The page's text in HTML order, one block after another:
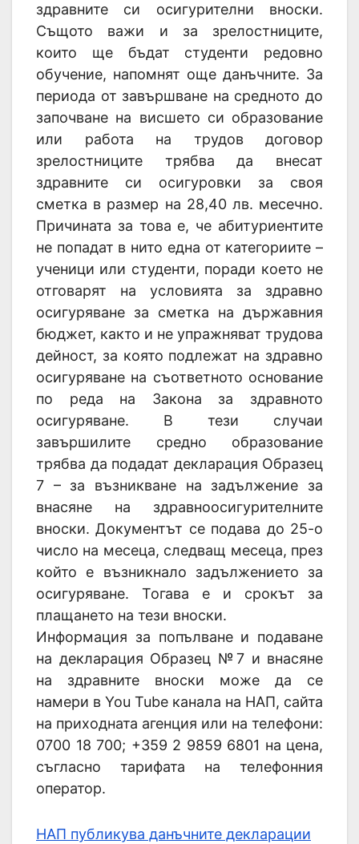
здравните си осигурителни вноски.
Същото важи и за зрелостниците,
които ще бъдат студенти редовно
обучение, напомнят още данъчните. За
периода от завършване на средното до
започване на висшето си образование
или работа на трудов договор
зрелостниците трябва да внесат
здравните си осигуровки за своя
сметка в размер на 28,40 лв. месечно.
Причината за това е, че абитуриентите
не попадат в нито една от категориите –
ученици или студенти, поради което не
отговарят на условията за здравно
осигуряване за сметка на държавния
бюджет, както и не упражняват трудова
дейност, за която подлежат на здравно
осигуряване на съответното основание
по реда на Закона за здравното
осигуряване. В тези случаи
завършилите средно образование
трябва да подадат декларация Образец
7 – за възникване на задължение за
внасяне на здравноосигурителните
вноски. Документът се подава до 25-о
число на месеца, следващ месеца, през
който е възникнало задължението за
осигуряване. Тогава е и срокът за
плащането на тези вноски.
Информация за попълване и подаване
на декларация Образец №7 и внасяне
на здравните вноски може да се
намери в You Tube канала на НАП, сайта
на приходната агенция или на телефони:
0700 18 700; +359 2 9859 6801 на цена,
съгласно тарифата на телефонния
оператор.
НАП публикува данъчните декларации